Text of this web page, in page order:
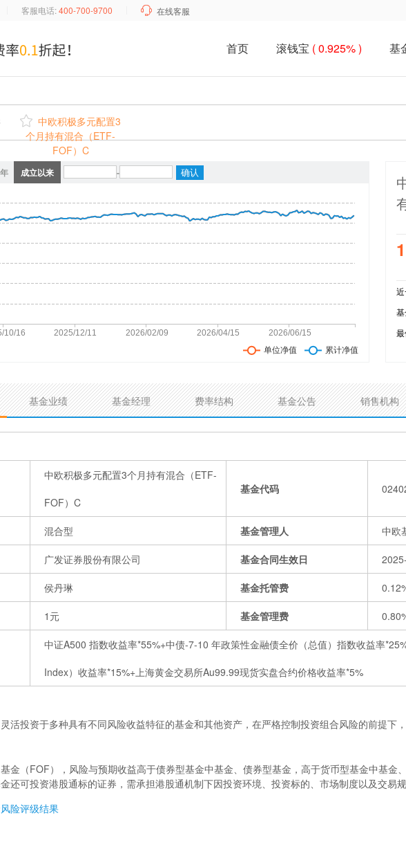
客服电话:400-700-9700  在线客服
首页 滚钱宝 ( 0.925% ) 基
 中欧积极多元配置3
个月持有混合（ETF-
FOF）C
成立以来 -
最
基金业绩 基金经理 费率结构 基金公告 销售机构
中欧积极多元配置3个月持有混合（ETF-
FOF）C
基金代码
混合型 基金管理人 中欧
广发证券股份有限公司 基金合同生效日
侯丹琳 基金托管费
1元 基金管理费
中证A500 指数收益率*55%+中债-7-10 年政策性金融债全价（总值）指数收益率
Index）收益率*15%+上海黄金交易所Au99.99现货实盘合约价格收益率*5%
活投资于多种具有不同风险收益特征的基金和其他资产，在严格控制投资组合风险的前提下
金（FOF），风险与预期收益高于债券型基金中基金、债券型基金，高于货币型基金中基金
还可投资港股通标的证券，需承担港股通机制下因投资环境、投资标的、市场制度以及交易
险评级结果